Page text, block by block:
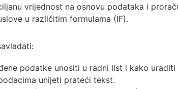
vrijednost na osnovu podataka i
u različitim formulama (IF).
podatke unositi u radni list i kako uraditi
unijeti prateći tekst.